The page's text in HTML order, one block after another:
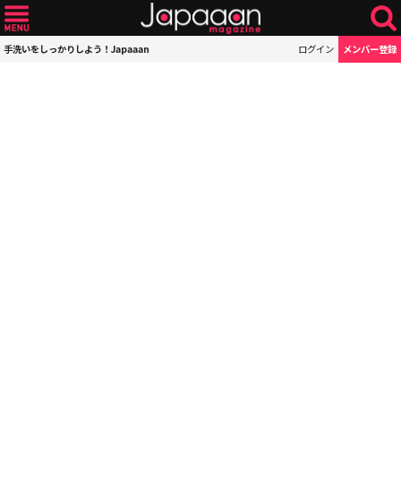
手洗いをしっかりしよう！Japaaan ログイン メンバー登録